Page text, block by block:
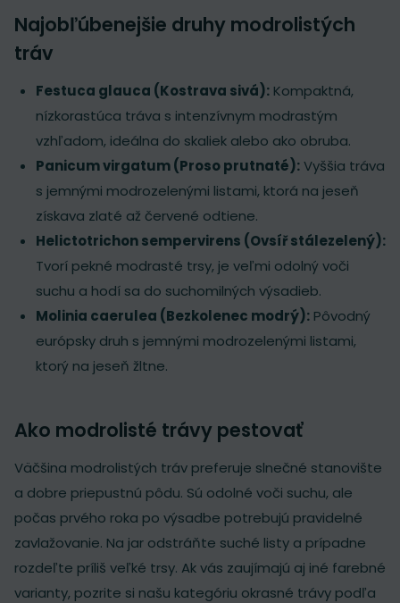
Najobľúbenejšie druhy modrolistých
tráv
Festuca glauca (Kostrava sivá): Kompaktná,
nízkorastúca tráva s intenzívnym modrastým
vzhľadom, ideálna do skaliek alebo ako obruba.
Panicum virgatum (Proso prutnaté):Vyššia tráva
s jemnými modrozelenými listami, ktorá na jeseň
získava zlaté až červené odtiene.
Helictotrichon sempervirens (Ovsíř stálezelený):
Tvorí pekné modrasté trsy, je veľmi odolný voči
suchu a hodí sa do suchomilných výsadieb.
Molinia caerulea (Bezkolenec modrý): Pôvodný
európsky druh s jemnými modrozelenými listami,
ktorý na jeseň žltne.
Ako modrolisté trávy pestovať
Väčšina modrolistých tráv preferuje slnečné stanovište
a dobre priepustnú pôdu. Sú odolné voči suchu, ale
počas prvého roka po výsadbe potrebujú pravidelné
zavlažovanie. Na jar odstráňte suché listy a prípadne
rozdeľte príliš veľké trsy. Ak vás zaujímajú aj iné farebné
varianty, pozrite si našu kategóriu okrasné trávy podľa